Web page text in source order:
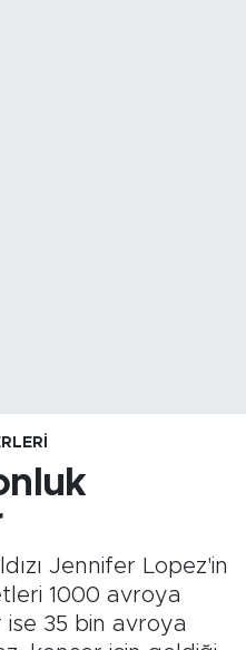
Jennifer Lopez'in
1000 avroya
35 bin avroya